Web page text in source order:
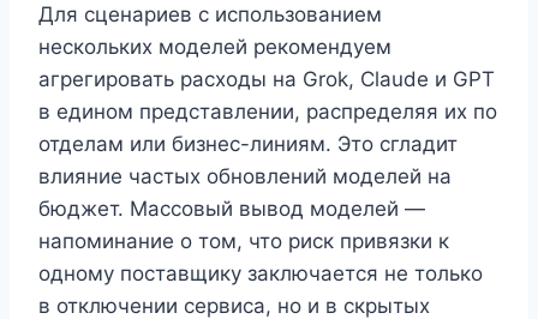
Для сценариев с использованием
нескольких моделей рекомендуем
агрегировать расходы на Grok, Claude и GPT
в едином представлении, распределяя их по
отделам или бизнес-линиям. Это сгладит
влияние частых обновлений моделей на
бюджет. Массовый вывод моделей —
напоминание о том, что риск привязки к
одному поставщику заключается не только
в отключении сервиса, но и в скрытых